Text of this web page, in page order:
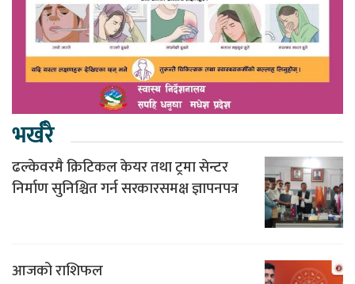
भर्खरै
ढल्केवरमै क्रिटिकल केयर तथा ट्रमा सेन्टर
निर्माण सुनिश्चित गर्न सरकारसमक्ष ज्ञापनपत्र
आजको राशिफल